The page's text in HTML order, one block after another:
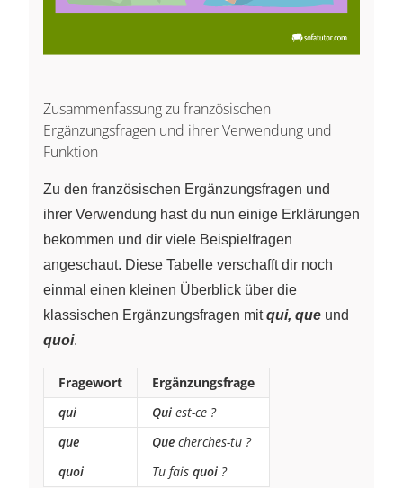
Zusammenfassung zu französischen
Ergänzungsfragen und ihrer Verwendung und
Funktion
Zu den französischen Ergänzungsfragen und
ihrer Verwendung hast du nun einige Erklärungen
bekommen und dir viele Beispielfragen
angeschaut. Diese Tabelle verschafft dir noch
einmal einen kleinen Überblick über die
klassischen Ergänzungsfragen mitqui, que und
quoi.
Fragewort
Ergänzungsfrage
qui
Qui est-ce ?
que
Que cherches-tu ?
quoi
Tu fais quoi ?